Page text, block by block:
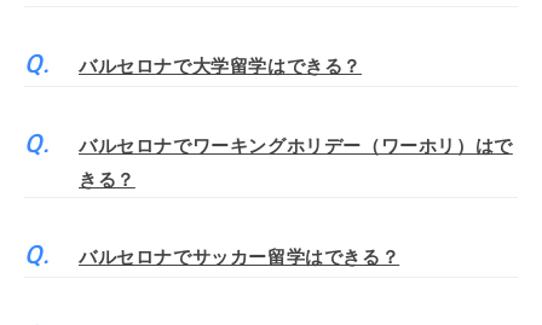
バルセロナで大学留学はできる？
バルセロナでワーキングホリデー（ワーホリ）はで
きる？
バルセロナでサッカー留学はできる？